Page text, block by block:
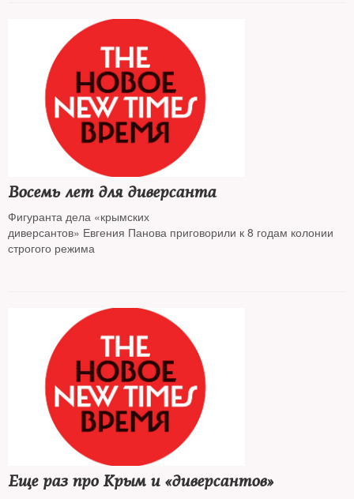
Восемь лет для диверсанта
Фигуранта дела «крымских
диверсантов» Евгения Панова приговорили к 8 годам колонии
строгого режима
Еще раз про Крым и «диверсантов»